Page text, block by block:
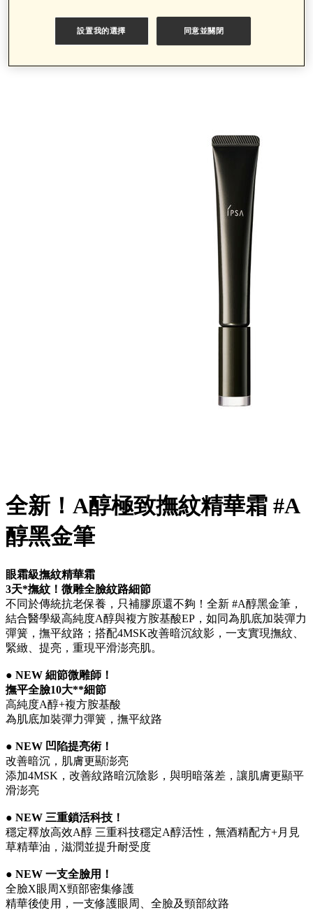
全新！A醇極致撫紋精華霜 #A
醇黑金筆
眼霜級撫紋精華霜
3天*撫紋！微雕全臉紋路細節
不同於傳統抗老保養，只補膠原還不夠！全新 #A醇黑金筆，
結合醫學級高純度A醇與複方胺基酸EP，如同為肌底加裝彈力
彈簧，撫平紋路；搭配4MSK改善暗沉紋影，一支實現撫紋、
緊緻、提亮，重現平滑澎亮肌。
● NEW 細節微雕師！
撫平全臉10大**細節
高純度A醇+複方胺基酸
為肌底加裝彈力彈簧，撫平紋路
● NEW 凹陷提亮術！
改善暗沉，肌膚更顯澎亮
添加4MSK，改善紋路暗沉陰影，與明暗落差，讓肌膚更顯平
滑澎亮
● NEW 三重鎖活科技！
穩定釋放高效A醇 三重科技穩定A醇活性，無酒精配方+月見
草精華油，滋潤並提升耐受度
● NEW 一支全臉用！
全臉X眼周X頸部密集修護
精華後使用，一支修護眼周、全臉及頸部紋路
設置我的選擇 同意並關閉